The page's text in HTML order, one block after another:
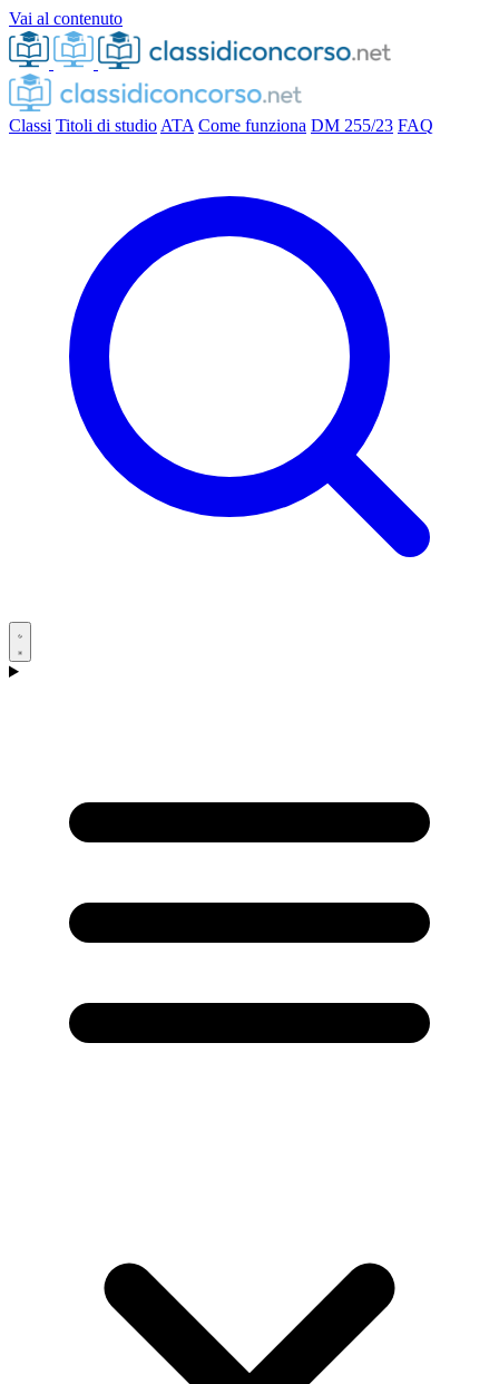
Vai al contenuto
Classi Titoli di studio ATA Come funziona DM 255/23 FAQ